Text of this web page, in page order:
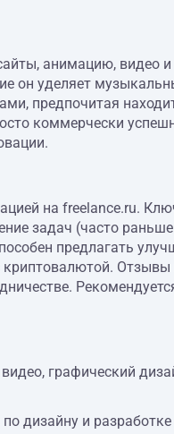
анимацию, видео и
он уделяет
предпочитая
коммерчески
на freelance.ru.
задач (часто
предлагать
графический
дизайну и